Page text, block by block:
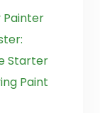
Painter
Starter
Paint